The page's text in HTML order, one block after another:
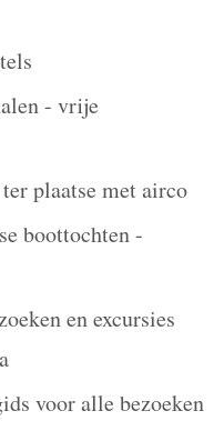
- vrije
plaatse met airco
boottochten -
en excursies
voor alle bezoeken